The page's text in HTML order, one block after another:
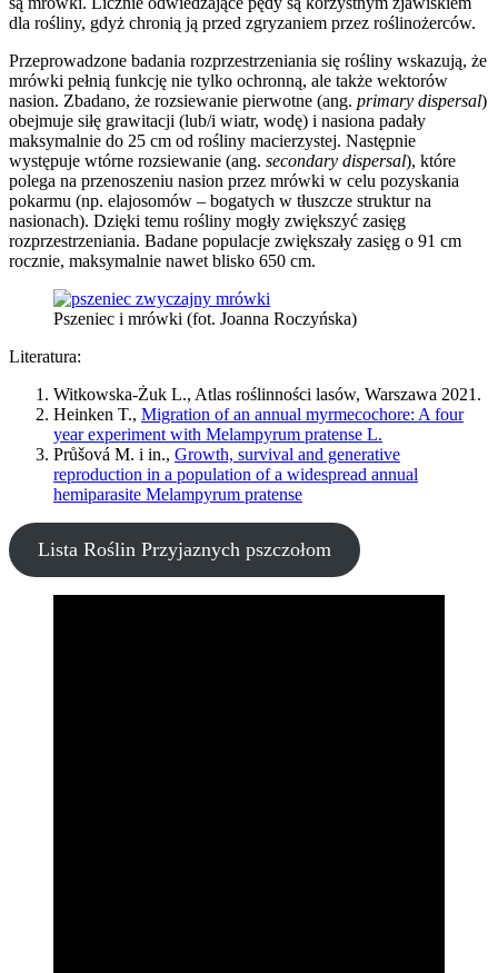
dla rośliny, gdyż chronią ją przed zgryzaniem przez roślinożerców.
Przeprowadzone badania rozprzestrzeniania się rośliny wskazują, że
mrówki pełnią funkcję nie tylko ochronną, ale także wektorów
nasion. Zbadano, że rozsiewanie pierwotne (ang. primary dispersal)
obejmuje siłę grawitacji (lub/i wiatr, wodę) i nasiona padały
maksymalnie do 25 cm od rośliny macierzystej. Następnie
występuje wtórne rozsiewanie (ang. secondary dispersal), które
polega na przenoszeniu nasion przez mrówki w celu pozyskania
pokarmu (np. elajosomów – bogatych w tłuszcze struktur na
nasionach). Dzięki temu rośliny mogły zwiększyć zasięg
rozprzestrzeniania. Badane populacje zwiększały zasięg o 91 cm
rocznie, maksymalnie nawet blisko 650 cm.
Pszeniec i mrówki (fot. Joanna Roczyńska)
Literatura:
Witkowska-Żuk L., Atlas roślinności lasów, Warszawa 2021.
Heinken T., Migration of an annual myrmecochore: A four
year experiment with Melampyrum pratense L.
Průšová M. i in., Growth, survival and generative
reproduction in a population of a widespread annual
hemiparasite Melampyrum pratense
Lista Roślin Przyjaznych pszczołom